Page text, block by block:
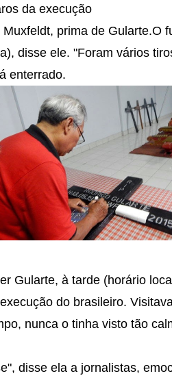
da execução
prima de Gularte.O
disse ele. "Foram vários
enterrado.
Gularte, à tarde (horário
do brasileiro.
nunca o tinha visto tão
disse ela a jornalistas,